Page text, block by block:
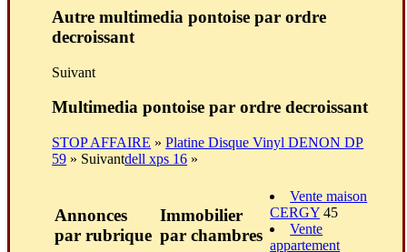
Autre multimedia pontoise par ordre
decroissant
Suivant
Multimedia pontoise par ordre decroissant
STOP AFFAIRE »Platine Disque Vinyl DENON DP
59 » Suivantdell xps 16 »
Annonces
par rubrique
Immobilier
par chambres
Vente maison
CERGY 45
Vente
appartement